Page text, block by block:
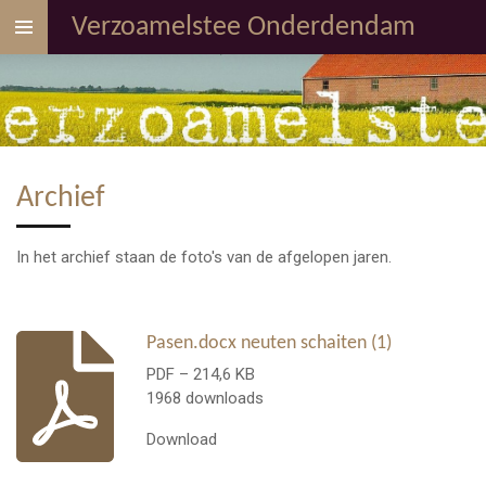
Ga
direct
de
hoofdinhoud
Verzoamelstee Onderdendam
Archief
In het archief staan de foto's van de afgelopen jaren.
Pasen.docx neuten schaiten (1)
PDF – 214,6 KB
1968 downloads
Download